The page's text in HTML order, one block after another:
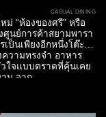
CASUAL DINING
ม่ “ห้องของศรี” หรือ
ศูนย์การค้าสยามพารา
ป็นเพียงอีกหนึ่งโต๊ะใน
วามทรงจำ อาหาร
วใจแบบตราดที่คุ้นเคย
น จาก...